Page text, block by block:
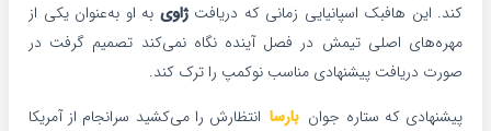
کند. این هافبک اسپانیایی زمانی که دریافت ژاوی به او به‌عنوان یکی از
مهره‌های اصلی تیمش در فصل آینده نگاه نمی‌کند تصمیم گرفت در
صورت دریافت پیشنهادی مناسب نوکمپ را ترک کند.
پیشنهادی که ستاره جوان بارسا انتظارش را می‌کشید سرانجام از آمریکا